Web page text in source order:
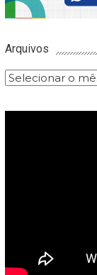
Arquivos
Arquivos